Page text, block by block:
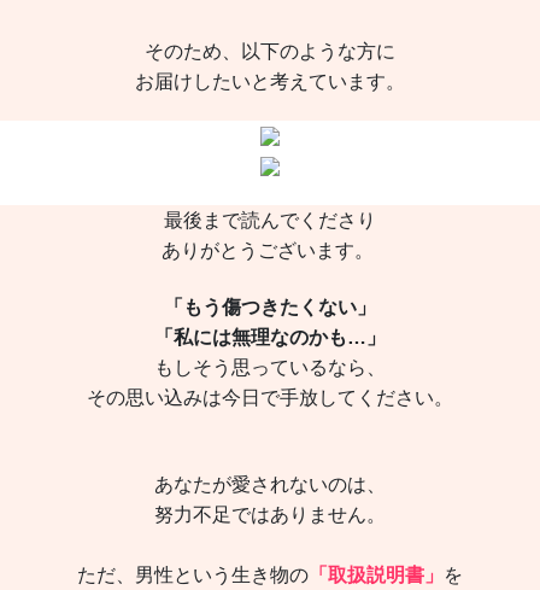
そのため、以下のような方に
お届けしたいと考えています。
最後まで読んでくださり
ありがとうございます。
「もう傷つきたくない」
「私には無理なのかも…」
もしそう思っているなら、
その思い込みは今日で手放してください。
あなたが愛されないのは、
努力不足ではありません。
ただ、男性という生き物の 「取扱説明書」
を